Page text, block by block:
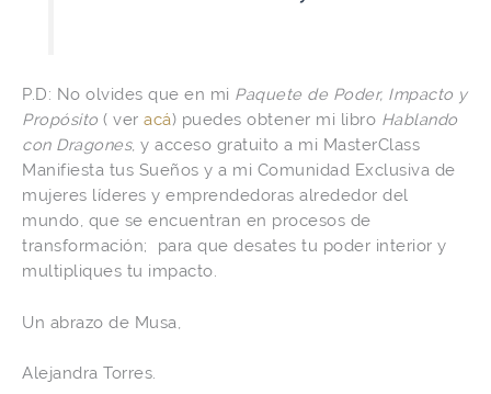
P.D: No olvides que en mi Paquete de Poder, Impacto y
Propósito ( ver acá) puedes obtener mi libro Hablando
con Dragones, y acceso gratuito a mi MasterClass
Manifiesta tus Sueños y a mi Comunidad Exclusiva de
mujeres líderes y emprendedoras alrededor del
mundo, que se encuentran en procesos de
transformación; para que desates tu poder interior y
multipliques tu impacto.
Un abrazo de Musa,
Alejandra Torres.